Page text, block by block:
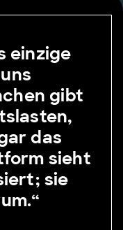
einzige
gibt
das
sieht
sie